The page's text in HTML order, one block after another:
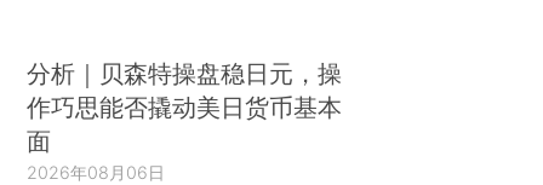
分析｜贝森特操盘稳日元，操
作巧思能否撬动美日货币基本
面
2026年08月06日